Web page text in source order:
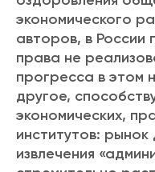
экономического
авторов, в России
права не
прогресса в этом
другое,
экономических,
институтов:
извлечения